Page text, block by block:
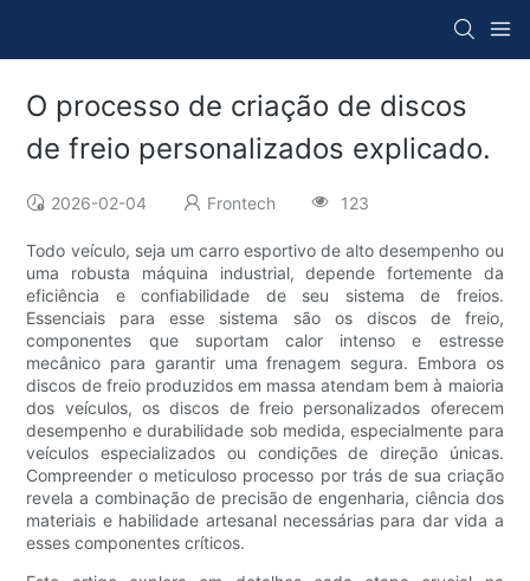
O processo de criação de discos
de freio personalizados explicado.
2026-02-04 Frontech 123
Todo veículo, seja um carro esportivo de alto desempenho ou
uma robusta máquina industrial, depende fortemente da
eficiência e confiabilidade de seu sistema de freios.
Essenciais para esse sistema são os discos de freio,
componentes que suportam calor intenso e estresse
mecânico para garantir uma frenagem segura. Embora os
discos de freio produzidos em massa atendam bem à maioria
dos veículos, os discos de freio personalizados oferecem
desempenho e durabilidade sob medida, especialmente para
veículos especializados ou condições de direção únicas.
Compreender o meticuloso processo por trás de sua criação
revela a combinação de precisão de engenharia, ciência dos
materiais e habilidade artesanal necessárias para dar vida a
esses componentes críticos.